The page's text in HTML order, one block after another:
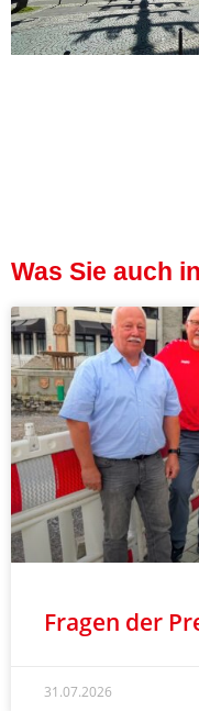
Was Sie auch
Fragen der
31.07.2026